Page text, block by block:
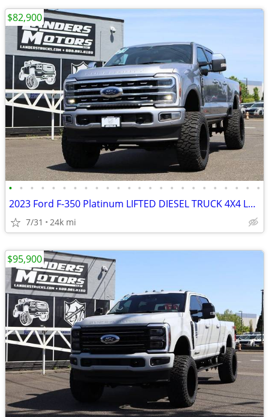
• • • • • • • • • • • • • • • • • • • • • • • •
2023 Ford F-350 Platinum LIFTED DIESEL TRUCK 4X4 LOADED
7/31 24k mi
$82,900
$95,900